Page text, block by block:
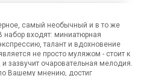
самый необычный и в то же
входят: миниатюрная
талант и вдохновение
не просто муляжом - стоит к
зазвучит очаровательная мелодия.
Вашему мнению, достиг